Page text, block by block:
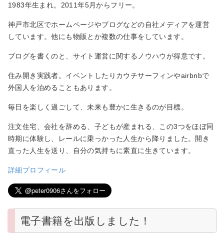
1983年生まれ。2011年5月からフリー。
神戸市北区でホームページやブログなどの自社メディアを運営
しています。他にも物販とか複数の仕事をしています。
ブログを書くのと、サイト運営に関するノウハウが得意です。
住み開き実践者。イベントしたりカウチサーフィンやairbnbで
外国人を泊めることもあります。
毎日を楽しく過ごして、未来も豊かに生きるのが目標。
注文住宅、会社を辞める、子どもが産まれる、この3つをほぼ同
時期に体験し、レールに乗っかった人生から降りました。開き
直った人生を送り、自分の気持ちに素直に生きています。
詳細プロフィール
電子書籍を出版しました！